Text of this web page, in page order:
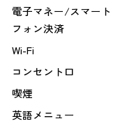
電子マネー/スマート
フォン決済
Wi-Fi
コンセント口
喫煙
英語メニュー